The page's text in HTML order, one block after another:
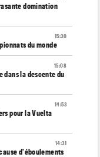
domination
15:30
du monde
15:08
dans la descente du
14:53
pour la Vuelta
14:31
d'éboulements